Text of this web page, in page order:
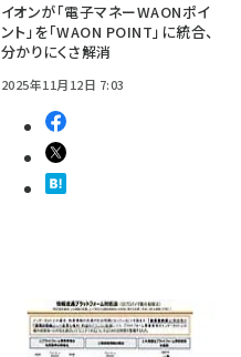
イオンが「電子マネーWAONポイ
ント」を「WAON POINT」に統合、
分かりにくさ解消
2025年11月12日 7:03